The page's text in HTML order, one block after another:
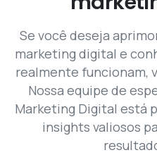
Se você deseja
marketing digital e
realmente funcionam,
Nossa equipe de
Marketing Digital está
insights valiosos